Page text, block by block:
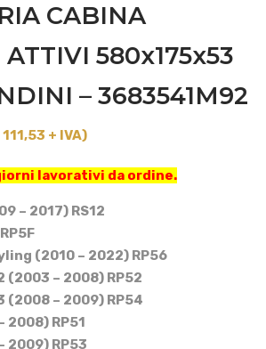
CABINA
580x175x53
– 3683541M92
+ IVA)
lavorativi da ordine.
– 2017) RS12
(2010 – 2022) RP56
(2003 – 2008) RP52
(2008 – 2009) RP54
2008) RP51
2009) RP53